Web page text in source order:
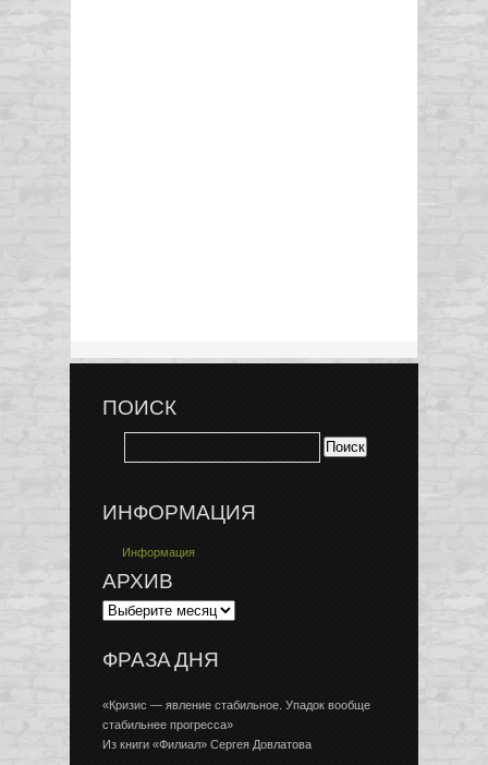
ПОИСК
ИНФОРМАЦИЯ
Информация
АРХИВ
ФРАЗА ДНЯ
«Кризис — явление стабильное. Упадок вообще
стабильнее прогресса»
Из книги «Филиал» Сергея Довлатова